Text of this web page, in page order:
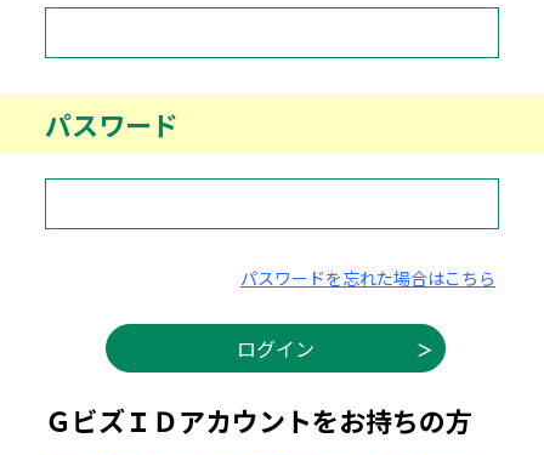
パスワード
パスワードを忘れた場合はこちら
ＧビズＩＤアカウントをお持ちの方